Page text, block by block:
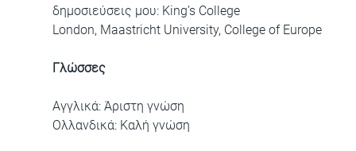
δημοσιεύσεις μου: King’s College
London, Maastricht University, College of Europe
Γλώσσες
Αγγλικά: Άριστη γνώση
Ολλανδικά: Καλή γνώση